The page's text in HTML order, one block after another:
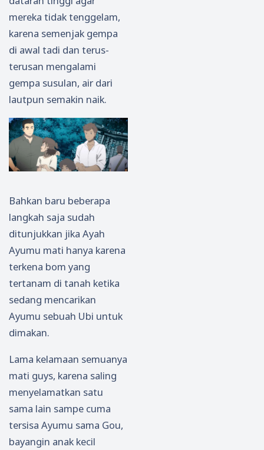
mereka tidak tenggelam,
karena semenjak gempa
di awal tadi dan terus-
terusan mengalami
gempa susulan, air dari
lautpun semakin naik.
Bahkan baru beberapa
langkah saja sudah
ditunjukkan jika Ayah
Ayumu mati hanya karena
terkena bom yang
tertanam di tanah ketika
sedang mencarikan
Ayumu sebuah Ubi untuk
dimakan.
Lama kelamaan semuanya
mati guys, karena saling
menyelamatkan satu
sama lain sampe cuma
tersisa Ayumu sama Gou,
bayangin anak kecil